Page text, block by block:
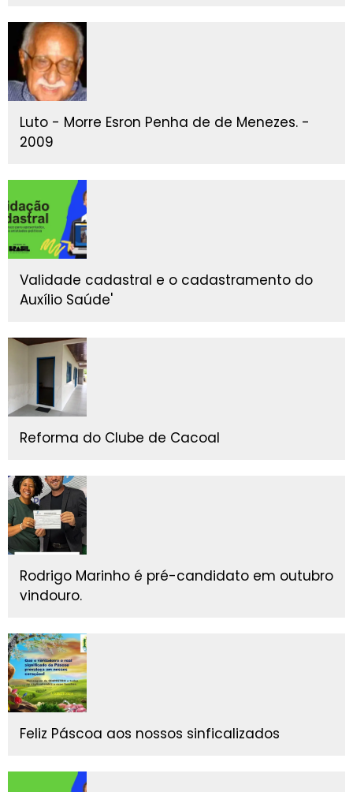
Luto - Morre Esron Penha de de Menezes. -
2009
Validade cadastral e o cadastramento do
Auxílio Saúde'
Reforma do Clube de Cacoal
Rodrigo Marinho é pré-candidato em outubro
vindouro.
Feliz Páscoa aos nossos sinficalizados